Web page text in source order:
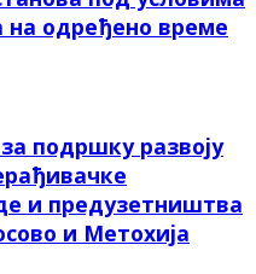
на одређено време
подршку развоју
и предузетништва
и Метохија